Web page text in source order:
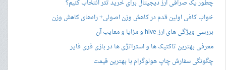
چطور یک صرافی ارز دیجیتال برای خرید تتر انتخاب کنیم؟
خواب کافی اولین قدم در کاهش وزن اصولی+ راه‌های کاهش وزن
بررسی ویژگی های ارز hive و مزایا و معایب آن
معرفی بهترین تاکتیک ها و استراتژی ها در بازی فری فایر
چگونگی سفارش چاپ هولوگرام با بهترین قیمت